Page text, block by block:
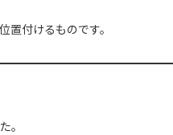
置付けるものです。
。